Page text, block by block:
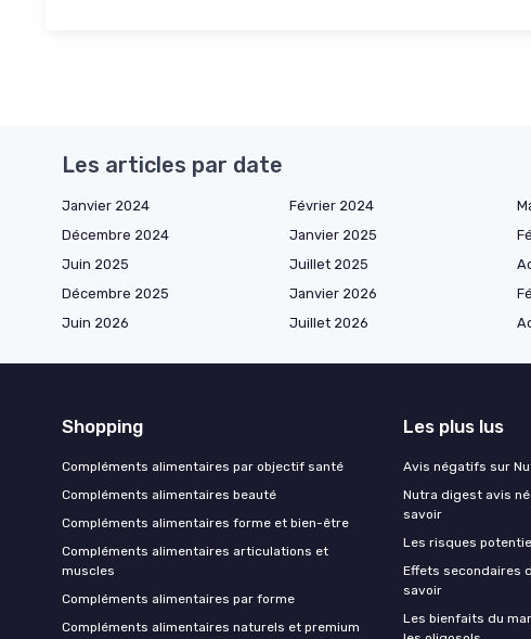
Les articles par date
Janvier 2024 Février 2024
Décembre 2024
Janvier 2025
Juin 2025
Juillet 2025
Décembre 2025
Janvier 2026
Juin 2026
Juillet 2026
Shopping
Compléments alimentaires par objectif santé
Compléments alimentaires beauté
Compléments alimentaires forme et bien-être
Compléments alimentaires articulations et
muscles
Compléments alimentaires par forme
Compléments alimentaires naturels et premium
Les plus lus
Avis négatifs sur
Nutra digest avis
savoir
Les risques
Effets secondaires
savoir
Les bienfaits du